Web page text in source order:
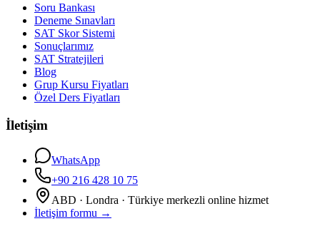
Soru Bankası
Deneme Sınavları
SAT Skor Sistemi
Sonuçlarımız
SAT Stratejileri
Blog
Grup Kursu Fiyatları
Özel Ders Fiyatları
İletişim
WhatsApp
+90 216 428 10 75
ABD · Londra · Türkiye merkezli online hizmet
İletişim formu →